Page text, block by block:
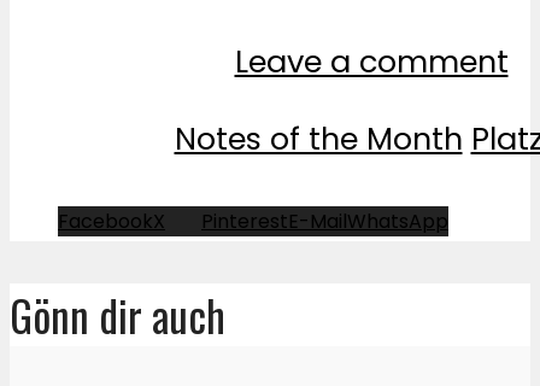
Leave a comment
Notes of the Month
FacebookX PinterestE-MailWhatsApp
Gönn dir auch